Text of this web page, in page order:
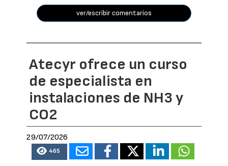
ver/escribir comentarios
Atecyr ofrece un curso
de especialista en
instalaciones de NH3 y
CO2
29/07/2026
465